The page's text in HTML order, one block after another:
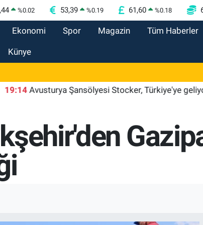
%0.02 53,39 %0.19 61,60 %0.18
Ekonomi Spor Magazin Tüm Haberler
Künye
Avusturya Şansölyesi Stocker, Türkiye'ye geliyor